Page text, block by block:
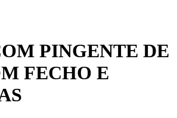
PINGENTE DE
FECHO E